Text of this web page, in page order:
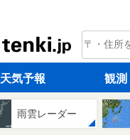
tenki.jp
天気予報 観測
雨雲レーダー